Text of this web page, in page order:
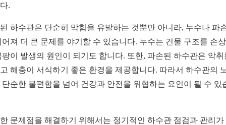
.
하수관은 단순히 막힘을 유발하는 것뿐만 아니라, 누수나 파
어져 더 큰 문제를 야기할 수 있습니다. 누수는 건물 구조를 손
팡이 발생의 원인이 되기도 합니다. 또한, 파손된 하수관은 악취
해충이 서식하기 좋은 환경을 제공합니다. 따라서 하수관의
단순한 불편함을 넘어 건강과 안전을 위협하는 요인이 될 수 있
문제점을 해결하기 위해서는 정기적인 하수관 점검과 관리가